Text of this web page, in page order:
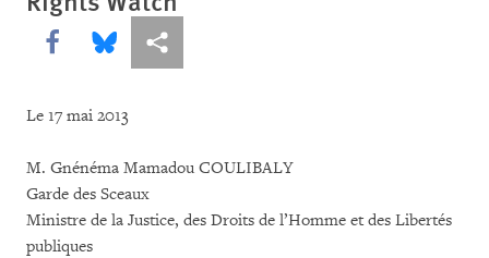
Share this via Facebook
Share this via Bluesky
Share this via Partagez
Le 17 mai 2013
M. Gnénéma Mamadou COULIBALY
Garde des Sceaux
Ministre de la Justice, des Droits de l’Homme et des Libertés
publiques